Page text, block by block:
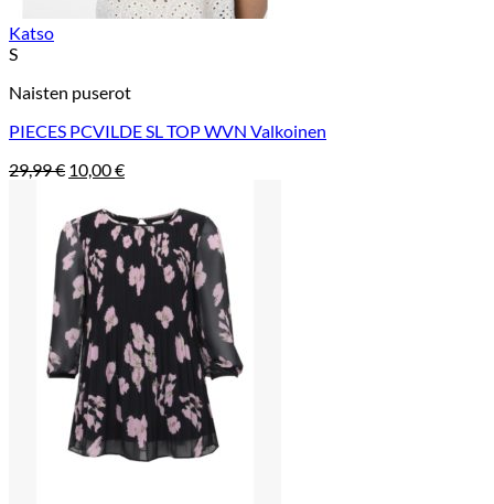
Katso
S
Naisten puserot
PIECES PCVILDE SL TOP WVN Valkoinen
29,99€ Alkuperäinen
oli:
29,99 €.
10,00€Nykyinen
on:
10,00 €.